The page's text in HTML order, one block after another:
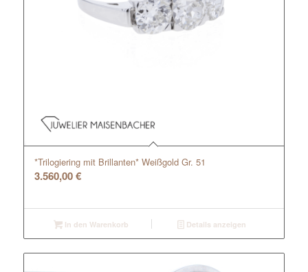
*Trilogiering mit Brillanten* Weißgold Gr. 51
3.560,00€
In den Warenkorb Details anzeigen